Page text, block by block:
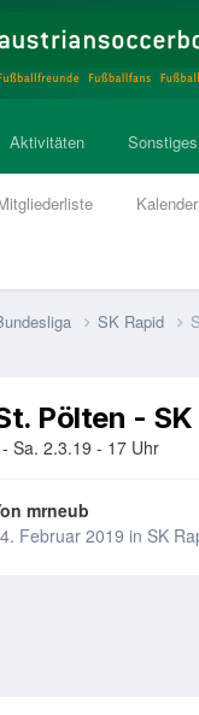
Kalender
Aktivitäten Sonstiges
SK Rapid
Pölten -
Sa. 2.3.19 - 17 Uhr
mrneub
Februar 2019 in SK